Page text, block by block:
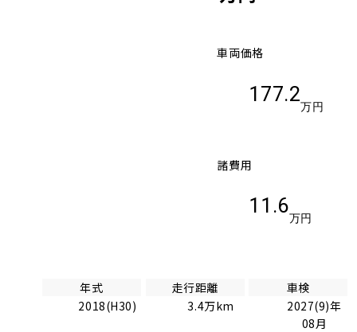
車両価格
177.2
万円
諸費用
11.6
万円
年式
2018(H30)
走行距離
3.4万km
車検
2027(9)年
08月